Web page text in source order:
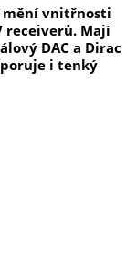
mění vnitřnosti
receiverů. Mají
DAC a Dirac
i tenký